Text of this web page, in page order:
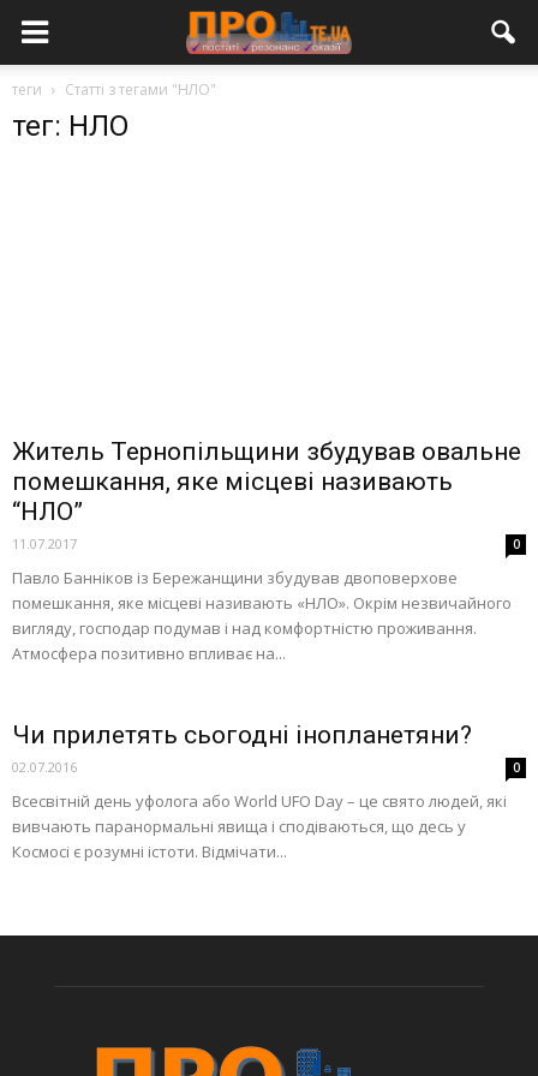
теги Статті з тегами "НЛО"
тег: НЛО
Житель Тернопільщини збудував овальне
помешкання, яке місцеві називають
“НЛО”
11.07.2017 0
Павло Банніков із Бережанщини збудував двоповерхове
помешкання, яке місцеві називають «НЛО». Окрім незвичайного
вигляду, господар подумав і над комфортністю проживання.
Атмосфера позитивно впливає на...
Чи прилетять сьогодні інопланетяни?
02.07.2016 0
Всесвітній день уфолога або World UFO Day – це свято людей, які
вивчають паранормальні явища і сподіваються, що десь у
Космосі є розумні істоти. Відмічати...